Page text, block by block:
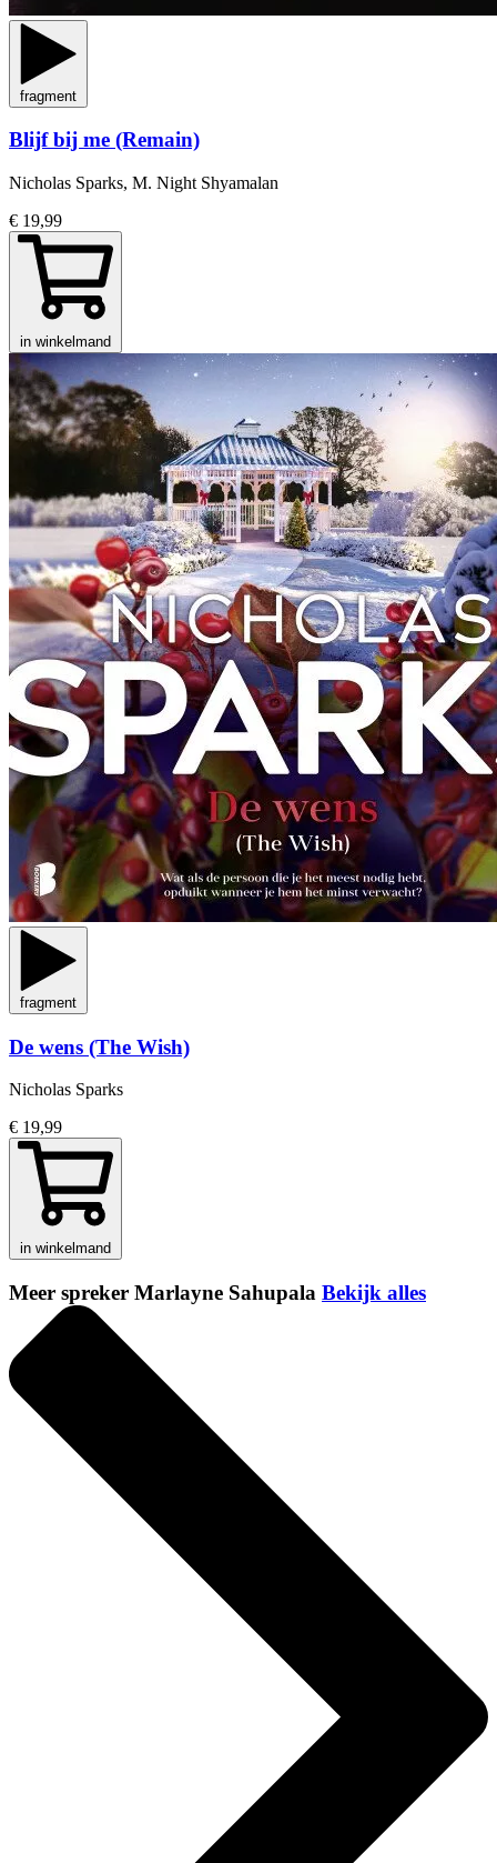
fragment
Blijf bij me (Remain)
Nicholas Sparks, M. Night Shyamalan
€ 19,99
in winkelmand
fragment
De wens (The Wish)
Nicholas Sparks
€ 19,99
in winkelmand
Meer spreker Marlayne Sahupala Bekijk alles